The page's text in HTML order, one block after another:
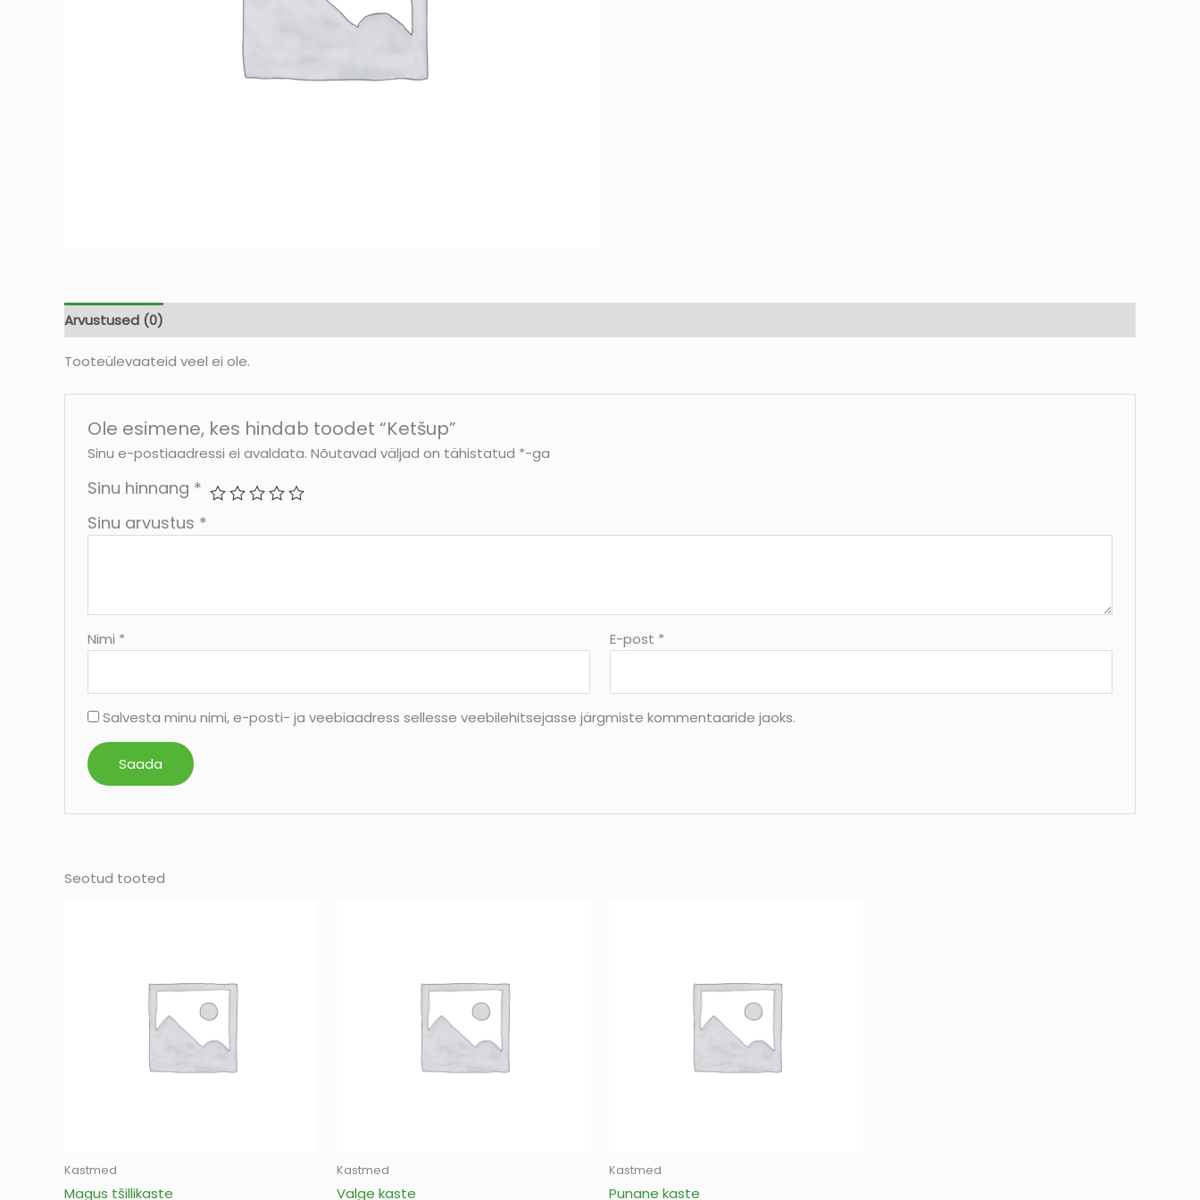
Arvustused (0)
Tooteülevaateid veel ei ole.
Ole esimene, kes hindab toodet “Ketšup”
Sinu e-postiaadressi ei avaldata. Nõutavad väljad on tähistatud *-ga
Sinu hinnang *
Sinu arvustus *
Nimi * E-post *
Salvesta minu nimi, e-posti- ja veebiaadress sellesse veebilehitsejasse järgmiste kommentaaride jaoks.
Seotud tooted
Kastmed
Magus tšillikaste
Kastmed
Valge kaste
Kastmed
Punane kaste